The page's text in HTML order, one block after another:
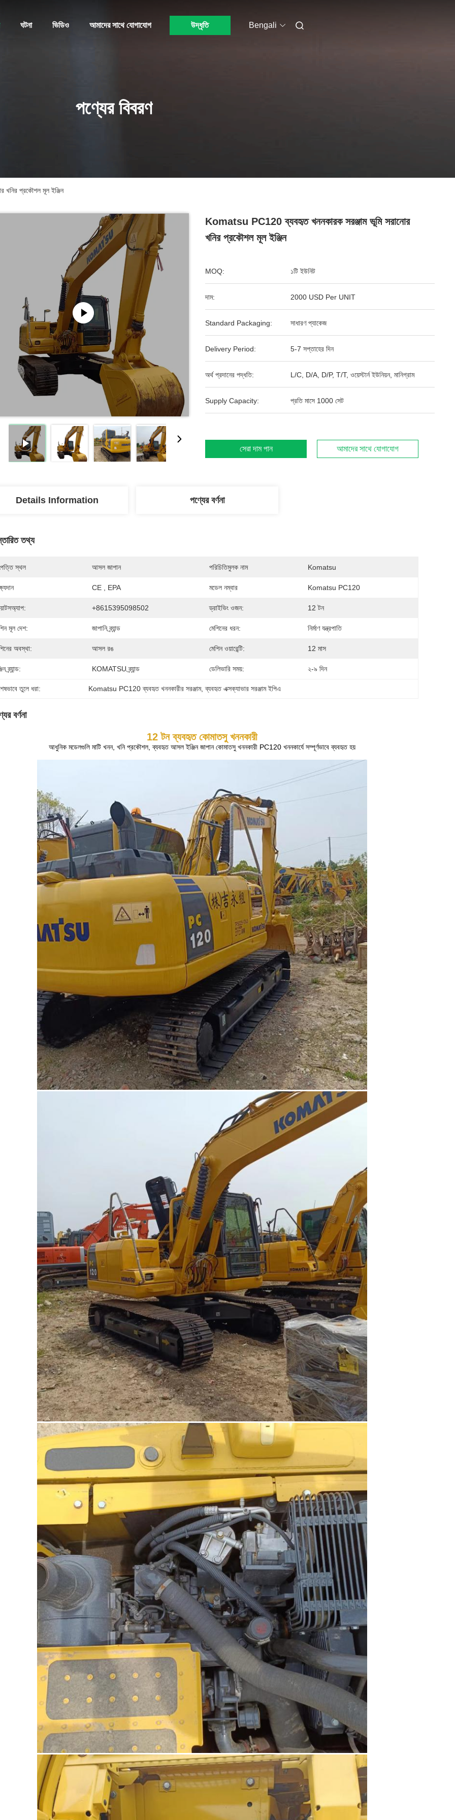
ঘটনা ভিডিও আমাদের সাথে যোগাযোগ উদ্ধৃতি Bengali
পণ্যের বিবরণ
খনির প্রকৌশল মূল ইঞ্জিন
Komatsu PC120 ব্যবহৃত খননকারক সরঞ্জাম ভূমি সরানোর
খনির প্রকৌশল মূল ইঞ্জিন
MOQ: ১টি ইউনিট
দাম: 2000 USD Per UNIT
Standard Packaging: সাধারণ প্যাকেজ
Delivery Period: 5-7 সপ্তাহের দিন
অর্থ প্রদানের পদ্ধতি: L/C, D/A, D/P, T/T, ওয়েস্টার্ন ইউনিয়ন, মানিগ্রাম
Supply Capacity: প্রতি মাসে 1000 সেট
সেরা দাম পান আমাদের সাথে যোগাযোগ
Details Information পণ্যের বর্ণনা
তথ্য
স্থল আসল জাপান পরিচিতিমুলক নাম Komatsu
CE , EPA মডেল নম্বার Komatsu PC120
+8615395098502 ড্রাইভিং ওজন: 12 টন
মূল দেশ: জাপানি ব্র্যান্ড মেশিনের ধরন: নির্মাণ যন্ত্রপাতি
অবস্থা: আসল রঙ মেশিন ওয়ারেন্টি: 12 মাস
ব্র্যান্ড: KOMATSU ব্র্যান্ড ডেলিভারি সময়: ২-৯ দিন
তুলে ধরা: Komatsu PC120 ব্যবহৃত খননকারীর সরঞ্জাম, ব্যবহৃত এক্সক্যাভার সরঞ্জাম ইপিএ
বর্ণনা
12 টন ব্যবহৃত কোমাতসু খননকারী
আধুনিক মডেলগুলি মাটি খনন, খনি প্রকৌশল, ব্যবহৃত আসল ইঞ্জিন জাপান কোমাতসু খননকারী PC120 খননকার্যে সম্পূর্ণভাবে ব্যবহৃত হয়